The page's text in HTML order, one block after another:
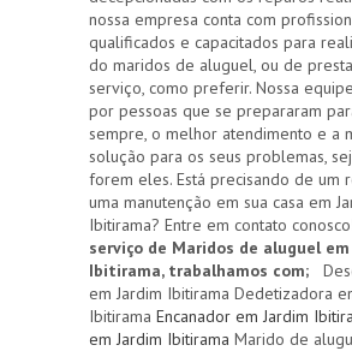
nossa empresa conta com
qualificados e capacitados para
do maridos de aluguel, ou de
serviço, como preferir. Nossa
por pessoas que se prepararam
sempre, o melhor atendimento e a
solução para os seus problemas,
forem eles. Está precisando de um
uma manutenção em sua casa em
Ibitirama? Entre em contato
serviço de Maridos de aluguel em
Ibitirama, trabalhamos com;
em Jardim Ibitirama Dedetizadora
Ibitirama Encanador em Jardim
em Jardim Ibitirama Marido de